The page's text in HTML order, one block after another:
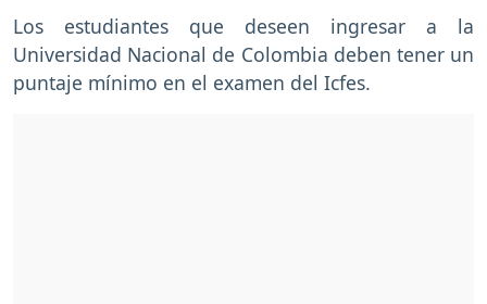
Los estudiantes que deseen ingresar a la
Universidad Nacional de Colombia deben tener un
puntaje mínimo en el examen del Icfes.